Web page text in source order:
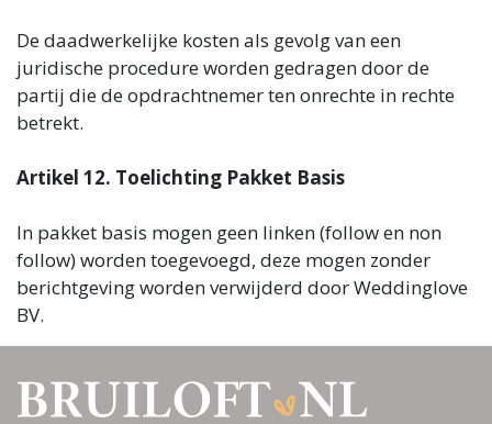
De daadwerkelijke kosten als gevolg van een
juridische procedure worden gedragen door de
partij die de opdrachtnemer ten onrechte in rechte
betrekt.
Artikel 12. Toelichting Pakket Basis
In pakket basis mogen geen linken (follow en non
follow) worden toegevoegd, deze mogen zonder
berichtgeving worden verwijderd door Weddinglove
BV.